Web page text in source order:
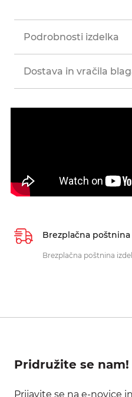
Podrobnosti izdelka
Dostava in vračila
Brezplačna poštnina
Brezplačna poštnina
Pridružite se nam!
Prijavite se na e-novice